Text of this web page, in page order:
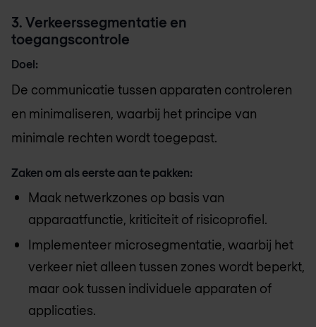
3. Verkeerssegmentatie en
toegangscontrole
Doel:
De communicatie tussen apparaten controleren
en minimaliseren, waarbij het principe van
minimale rechten wordt toegepast.
Zaken om als eerste aan te pakken:
Maak netwerkzones op basis van
apparaatfunctie, kriticiteit of risicoprofiel.
Implementeer microsegmentatie, waarbij het
verkeer niet alleen tussen zones wordt beperkt,
maar ook tussen individuele apparaten of
applicaties.